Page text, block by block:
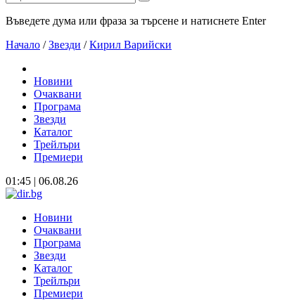
Въведете дума или фраза за търсене и натиснете Enter
Начало / Звезди / Кирил Варийски
Новини
Очаквани
Програма
Звезди
Каталог
Трейлъри
Премиери
01:45 | 06.08.26
Новини
Очаквани
Програма
Звезди
Каталог
Трейлъри
Премиери